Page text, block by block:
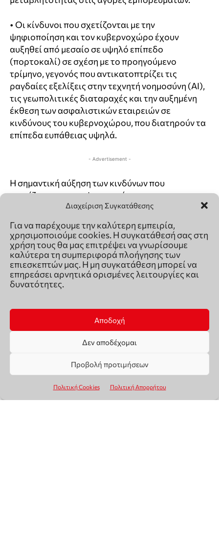
Διαχείριση Συγκατάθεσης
Για να παρέχουμε την καλύτερη εμπειρία,
χρησιμοποιούμε cookies. Η συγκατάθεσή σας στη
χρήση τους θα μας επιτρέψει να γνωρίσουμε
καλύτερα τη συμπεριφορά πλοήγησης των
επιεσκεπτών μας. Η μη συγκατάθεση μπορεί να
επηρεάσει αρνητικά ορισμένες λειτουργίες και
δυνατότητες.
Αποδοχή
Δεν αποδέχομαι
Προβολή προτιμήσεων
Πολιτική Cookies Πολιτική Απορρήτου